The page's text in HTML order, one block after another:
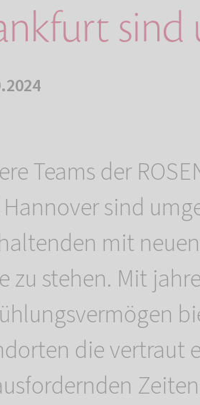
sind
Teams der
sind
mit
zu stehen. Mit
die vertraut